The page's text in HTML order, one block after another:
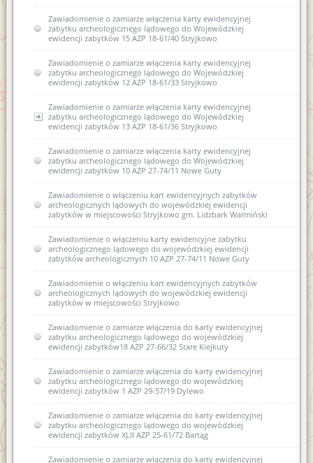
Zawiadomienie o zamiarze włączenia karty ewidencyjnej
zabytku archeologicznego lądowego do Wojewódzkiej
ewidencji zabytków 15 AZP 18-61/40 Stryjkowo
Zawiadomienie o zamiarze włączenia karty ewidencyjnej
zabytku archeologicznego lądowego do Wojewódzkiej
ewidencji zabytków 12 AZP 18-61/33 Stryjkowo
Zawiadomienie o zamiarze włączenia karty ewidencyjnej
zabytku archeologicznego lądowego do Wojewódzkiej
ewidencji zabytków 13 AZP 18-61/36 Stryjkowo
Zawiadomienie o zamiarze włączenia karty ewidencyjnej
zabytku archeologicznego lądowego do Wojewódzkiej
ewidencji zabytków 13 AZP 18-61/36 Stryjkowo
Zawiadomienie o zamiarze włączenia karty ewidencyjnej
zabytku archeologicznego lądowego do Wojewódzkiej
ewidencji zabytków 10 AZP 27-74/11 Nowe Guty
Zawiadomienie o włączeniu kart ewidencyjnych zabytków
archeologicznych lądowych do wojewódzkiej ewidencji
zabytków w miejscowości Stryjkowo gm. Lidzbark Warmiński
Zawiadomienie o włączeniu karty ewidencyjne zabytku
archeologicznego lądowego do wojewódzkiej ewidencji
zabytków archeologicznych 10 AZP 27-74/11 Nowe Guty
Zawiadomienie o włączeniu kart ewidencyjnych zabytków
archeologicznych lądowych do wojewódzkiej ewidencji
zabytków w miejscowości Stryjkowo
Zawiadomienie o zamiarze włączenia do karty ewidencyjnej
zabytku archeologicznego lądowego do wojewódzkiej
ewidencji zabytków18 AZP 27-66/32 Stare Kiejkuty
Zawiadomienie o zamiarze włączenia do karty ewidencyjnej
zabytku archeologicznego lądowego do wojewódzkiej
ewidencji zabytków 1 AZP 29-57/19 Dylewo
Zawiadomienie o zamiarze włączenia do karty ewidencyjnej
zabytku archeologicznego lądowego do wojewódzkiej
ewidencji zabytków XLII AZP 25-61/72 Bartąg
Zawiadomienie o zamiarze włączenia do karty ewidencyjnej